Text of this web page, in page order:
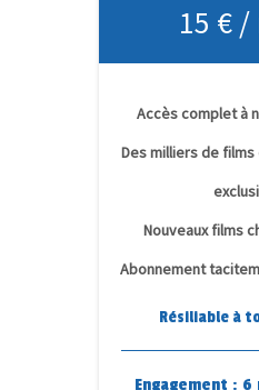
15 €
Accès complet à
Des milliers de
Nouveaux films
Abonnement
Résiliable à
Engagement : 6